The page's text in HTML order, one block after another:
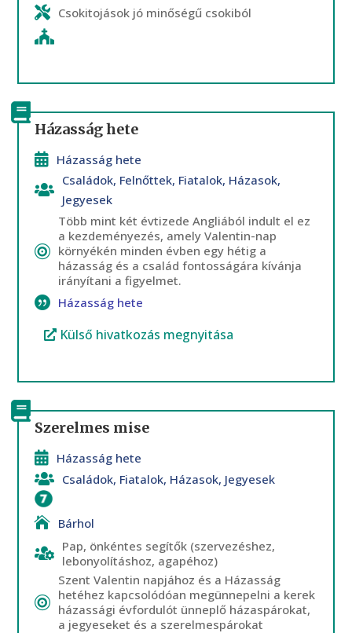
Csokitojások jó minőségű csokiból
Házasság hete
Házasság hete
Családok, Felnőttek, Fiatalok, Házasok,
Jegyesek
Több mint két évtizede Angliából indult el ez
a kezdeményezés, amely Valentin-nap
környékén minden évben egy hétig a
házasság és a család fontosságára kívánja
irányítani a figyelmet.
Házasság hete
Külső hivatkozás megnyitása
Szerelmes mise
Házasság hete
Családok, Fiatalok, Házasok, Jegyesek
Bárhol
Pap, önkéntes segítők (szervezéshez,
lebonyolításhoz, agapéhoz)
Szent Valentin napjához és a Házasság
hetéhez kapcsolódóan megünnepelni a kerek
házassági évfordulót ünneplő házaspárokat,
a jegyeseket és a szerelmespárokat